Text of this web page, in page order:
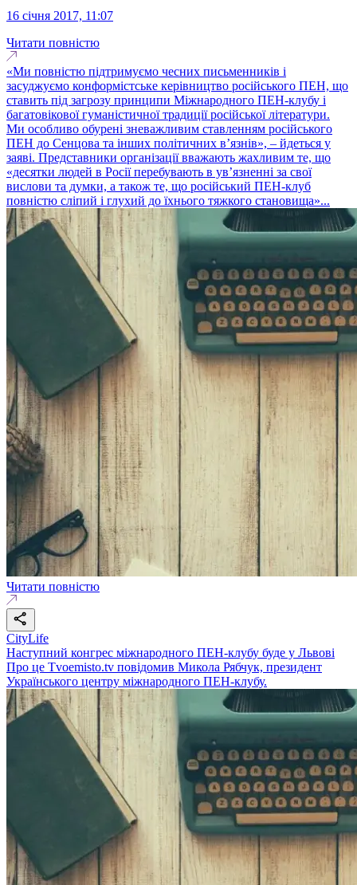
16 січня 2017, 11:07
Читати повністю
«Ми повністю підтримуємо чесних письменників і
засуджуємо конформістське керівництво російського ПЕН, що
ставить під загрозу принципи Міжнародного ПЕН-клубу і
багатовікової гуманістичної традиції російської літератури.
Ми особливо обурені зневажливим ставленням російського
ПЕН до Сенцова та інших політичних в’язнів», – йдеться у
заяві. Представники організації вважають жахливим те, що
«десятки людей в Росії перебувають в ув’язненні за свої
вислови та думки, а також те, що російський ПЕН-клуб
повністю сліпий і глухий до їхнього тяжкого становища»...
Читати повністю
CityLife
Наступний конгрес міжнародного ПЕН-клубу буде у Львові
Про це Tvoemisto.tv повідомив Микола Рябчук, президент
Українського центру міжнародного ПЕН-клубу.